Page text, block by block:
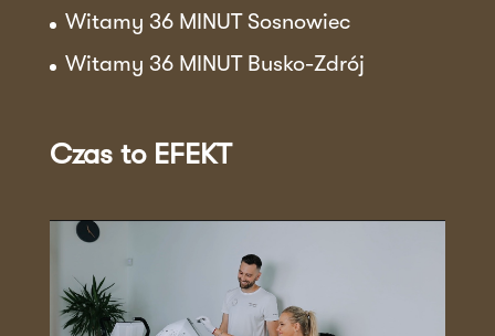
Witamy 36 MINUT Sosnowiec
Witamy 36 MINUT Busko-Zdrój
Czas to EFEKT